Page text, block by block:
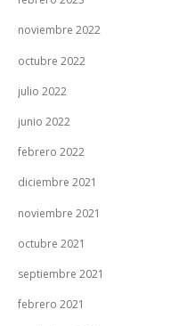
noviembre 2022
octubre 2022
julio 2022
junio 2022
febrero 2022
diciembre 2021
noviembre 2021
octubre 2021
septiembre 2021
febrero 2021